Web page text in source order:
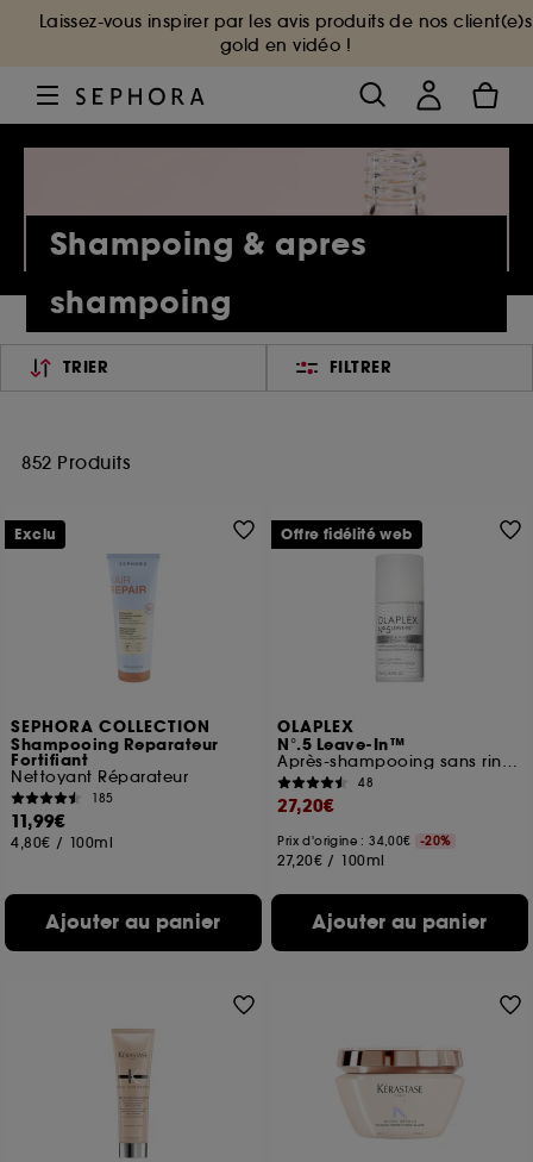
Laissez-vous inspirer par les avis produits de nos client(e)s
gold en vidéo !
Shampoing & apres
shampoing
TRIER FILTRER
852 Produits
SEPHORA COLLECTION
Shampooing Reparateur
Fortifiant
Nettoyant Réparateur
185
11,99€
4,80€ / 100ml
Ajouter au panier
Exclu
OLAPLEX
N°.5 Leave-In™
Après-shampooing sans rinçage hydratant et réparateur
48
27,20€
Prix d'origine : 34,00€ -20%
27,20€ / 100ml
Ajouter au panier
Offre fidélité web